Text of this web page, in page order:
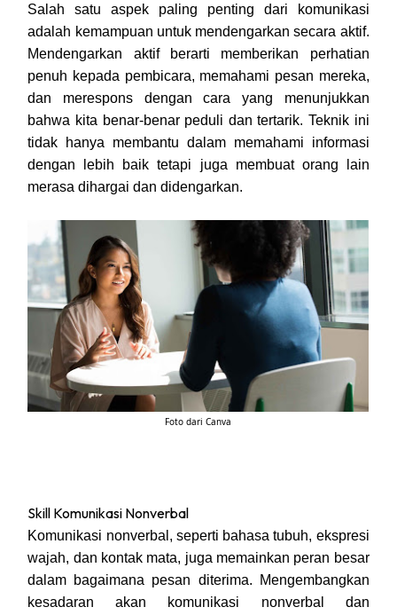
Salah satu aspek paling penting dari komunikasi
adalah kemampuan untuk mendengarkan secara aktif.
Mendengarkan aktif berarti memberikan perhatian
penuh kepada pembicara, memahami pesan mereka,
dan merespons dengan cara yang menunjukkan
bahwa kita benar-benar peduli dan tertarik. Teknik ini
tidak hanya membantu dalam memahami informasi
dengan lebih baik tetapi juga membuat orang lain
merasa dihargai dan didengarkan.
Foto dari Canva
Skill Komunikasi Nonverbal
Komunikasi nonverbal, seperti bahasa tubuh, ekspresi
wajah, dan kontak mata, juga memainkan peran besar
dalam bagaimana pesan diterima. Mengembangkan
kesadaran akan komunikasi nonverbal dan